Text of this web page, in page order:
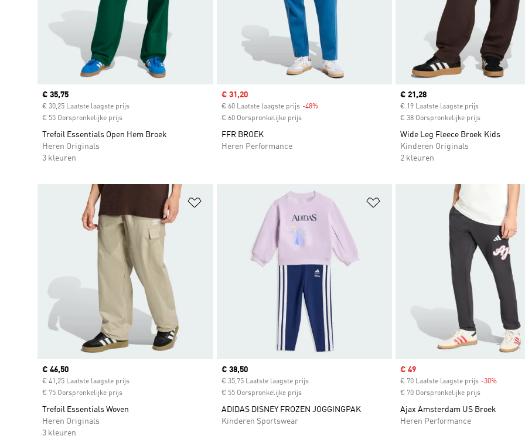
Current price
€ 35,75
€ 30,25 Laatste laagste prijs
€ 55 Oorspronkelijke prijs
Trefoil Essentials Open Hem Broek
Heren Originals
3 kleuren
Sale price
€ 31,20
€ 60 Laatste laagste prijs -48%Discount
€ 60 Oorspronkelijke prijs
FFR BROEK
Heren Performance
Current price
€ 21,28
€ 19 Laatste laagste prijs
€ 38 Oorspronkelijke prijs
Wide Leg Fleece Broek Kids
Kinderen Originals
2 kleuren
Op verlanglijst zetten
Current price
€ 46,50
€ 41,25 Laatste laagste prijs
€ 75 Oorspronkelijke prijs
Trefoil Essentials Woven
Heren Originals
3 kleuren
Op verlanglijst zetten
Current price
€ 38,50
€ 35,75 Laatste laagste prijs
€ 55 Oorspronkelijke prijs
ADIDAS DISNEY FROZEN JOGGINGPAK
Kinderen Sportswear
Sale price
€ 49
€ 70 Laatste laagste prijs -30%
€ 70 Oorspronkelijke prijs
Ajax Amsterdam US Broek
Heren Performance